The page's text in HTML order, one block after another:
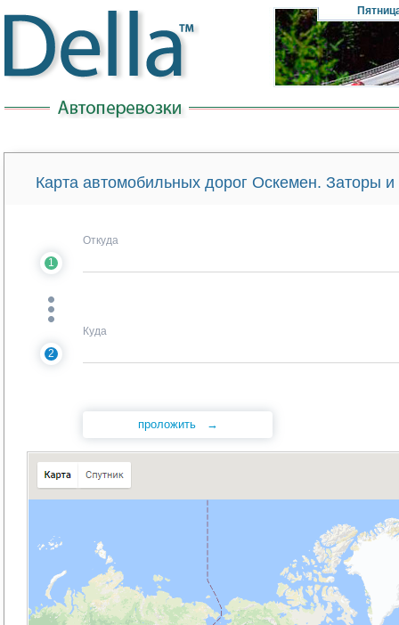
Карта автомобильных дорог Оскемен. Заторы
1
Откуда
2
Куда